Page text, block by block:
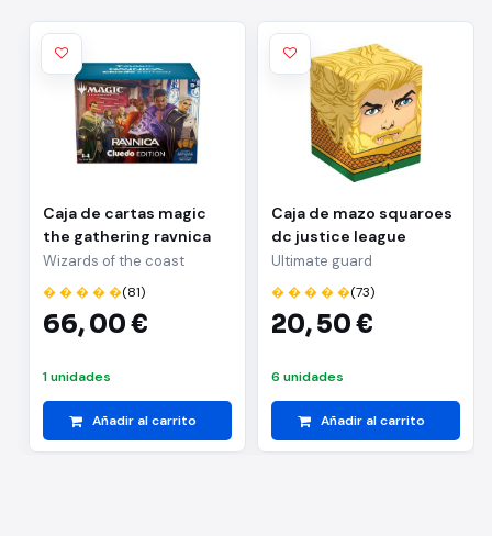
Caja de cartas magic
the gathering ravnica
cluedo edition inglés
Wizards of the coast
� � � � �(81)
66,00 €
1 unidades
Añadir al carrito
Caja de mazo squaroes
dc justice league
aquaman
Ultimate guard
� � � � �(73)
20,50 €
6 unidades
Añadir al carrito